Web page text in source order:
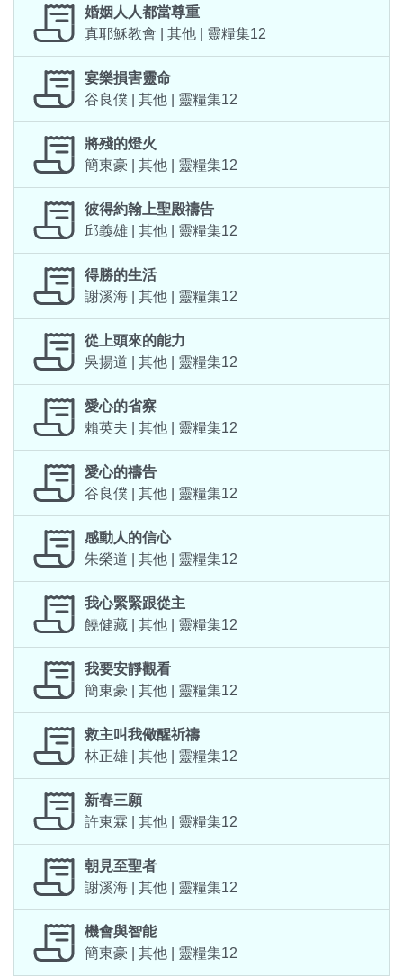
婚姻人人都當尊重
真耶穌教會 | 其他 | 靈糧集12
宴樂損害靈命
谷良僕 | 其他 | 靈糧集12
將殘的燈火
簡東豪 | 其他 | 靈糧集12
彼得約翰上聖殿禱告
邱義雄 | 其他 | 靈糧集12
得勝的生活
謝溪海 | 其他 | 靈糧集12
從上頭來的能力
吳揚道 | 其他 | 靈糧集12
愛心的省察
賴英夫 | 其他 | 靈糧集12
愛心的禱告
谷良僕 | 其他 | 靈糧集12
感動人的信心
朱榮道 | 其他 | 靈糧集12
我心緊緊跟從主
饒健藏 | 其他 | 靈糧集12
我要安靜觀看
簡東豪 | 其他 | 靈糧集12
救主叫我儆醒祈禱
林正雄 | 其他 | 靈糧集12
新春三願
許東霖 | 其他 | 靈糧集12
朝見至聖者
謝溪海 | 其他 | 靈糧集12
機會與智能
簡東豪 | 其他 | 靈糧集12